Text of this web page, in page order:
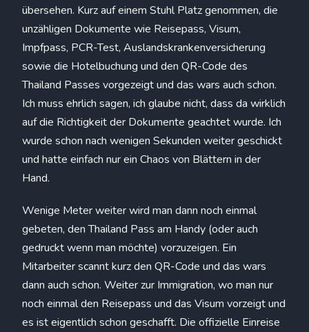
übersehen. Kurz auf einem Stuhl Platz genommen, die
unzähligen Dokumente wie Reisepass, Visum,
Impfpass, PCR-Test, Auslandskrankenversicherung
sowie die Hotelbuchung und den QR-Code des
Thailand Passes vorgezeigt und das wars auch schon.
Ich muss ehrlich sagen, ich glaube nicht, dass da wirklich
auf die Richtigkeit der Dokumente geachtet wurde. Ich
wurde schon nach wenigen Sekunden weiter geschickt
und hatte einfach nur ein Chaos von Blättern in der
Hand.
Wenige Meter weiter wird man dann noch einmal
gebeten, den Thailand Pass am Handy (oder auch
gedruckt wenn man möchte) vorzuzeigen. Ein
Mitarbeiter scannt kurz den QR-Code und das wars
dann auch schon. Weiter zur Immigration, wo man nur
noch einmal den Reisepass und das Visum vorzeigt und
es ist eigentlich schon geschafft. Die offizielle Einreise